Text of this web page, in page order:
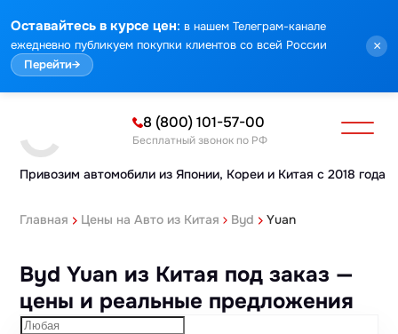
Оставайтесь в курсе цен: в нашем Телеграм-канале
ежедневно публикуем покупки клиентов со всей России
Перейти→
×
Привозим автомобили из Японии, Кореи и Китая с 2018 года
8 (800) 101-57-00
Бесплатный звонок по РФ
Главная Цены на Авто из Китая Byd Yuan
Byd Yuan из Китая под заказ —
цены и реальные предложения